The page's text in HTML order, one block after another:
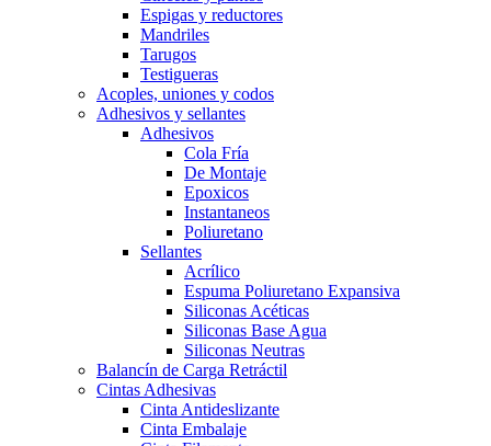
Espigas y reductores
Mandriles
Tarugos
Testigueras
Acoples, uniones y codos
Adhesivos y sellantes
Adhesivos
Cola Fría
De Montaje
Epoxicos
Instantaneos
Poliuretano
Sellantes
Acrílico
Espuma Poliuretano Expansiva
Siliconas Acéticas
Siliconas Base Agua
Siliconas Neutras
Balancín de Carga Retráctil
Cintas Adhesivas
Cinta Antideslizante
Cinta Embalaje